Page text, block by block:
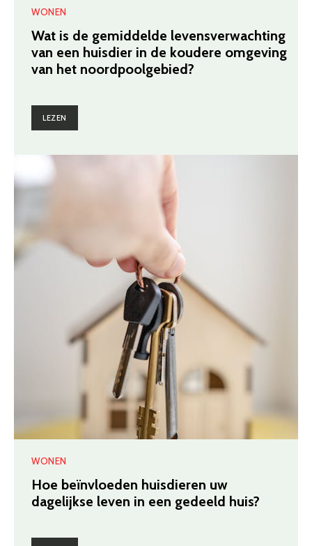
WONEN
Wat is de gemiddelde levensverwachting
van een huisdier in de koudere omgeving
van het noordpoolgebied?
LEZEN
WONEN
Hoe beïnvloeden huisdieren uw
dagelijkse leven in een gedeeld huis?